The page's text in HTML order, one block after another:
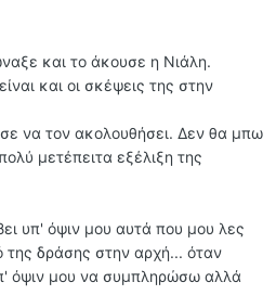
και το άκουσε η Νιάλη.
και οι σκέψεις της στην
να τον ακολουθήσει. Δεν θα μπω
μετέπειτα εξέλιξη της
υπ' όψιν μου αυτά που μου λες
δράσης στην αρχή... όταν
όψιν μου να συμπληρώσω αλλά